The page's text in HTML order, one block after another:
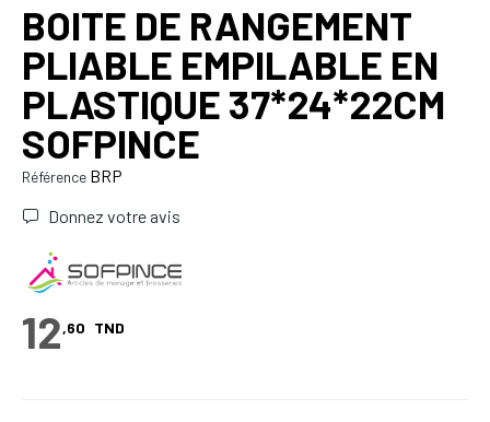
BOITE DE RANGEMENT
PLIABLE EMPILABLE EN
PLASTIQUE 37*24*22CM
SOFPINCE
Référence BRP
Donnez votre avis
12,60 TND